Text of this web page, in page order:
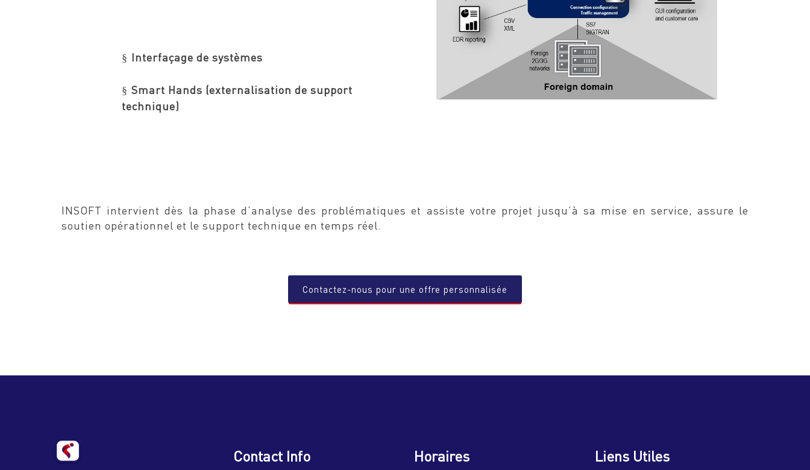
§ Interfaçage de systèmes
§ Smart Hands (externalisation de support
technique)
INSOFT intervient dès la phase d’analyse des problématiques et assiste votre projet jusqu’à sa mise en service, assure le
soutien opérationnel et le support technique en temps réel.
Contactez-nous pour une offre personnalisée
Contact Info Horaires Liens Utiles